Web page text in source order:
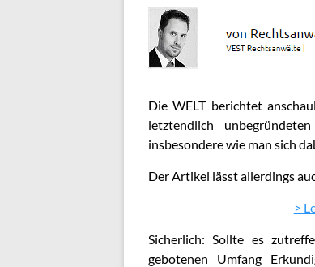
DieWELT berichtet
letztendlich
insbesondere wie man sich
Der Artikel lässt allerdings
>
Sicherlich: Sollte es
gebotenen Umfang